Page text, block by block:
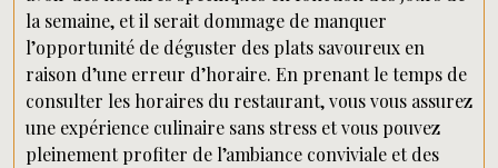
la semaine, et il serait dommage de manquer
l’opportunité de déguster des plats savoureux en
raison d’une erreur d’horaire. En prenant le temps de
consulter les horaires du restaurant, vous vous assurez
une expérience culinaire sans stress et vous pouvez
pleinement profiter de l’ambiance conviviale et des